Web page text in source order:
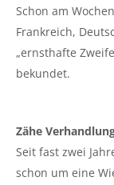
Schon am
Frankreich,
„ernsthafte
bekundet.
Zähe
Seit fast zwei
schon um eine